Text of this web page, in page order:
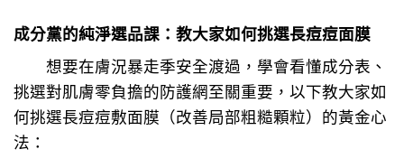
成分黨的純淨選品課：教大家如何挑選長痘痘面膜
想要在膚況暴走季安全渡過，學會看懂成分表、
挑選對肌膚零負擔的防護網至關重要，以下教大家如
何挑選長痘痘敷面膜（改善局部粗糙顆粒）的黃金心
法：